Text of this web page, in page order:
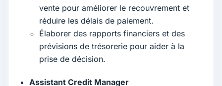
vente pour améliorer le recouvrement et
réduire les délais de paiement.
Élaborer des rapports financiers et des
prévisions de trésorerie pour aider à la
prise de décision.
Assistant Credit Manager